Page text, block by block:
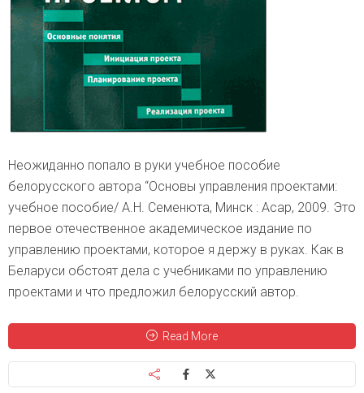
Неожиданно попало в руки учебное пособие
белорусского автора “Основы управления проектами:
учебное пособие/ А.Н. Семенюта, Минск : Асар, 2009. Это
первое отечественное академическое издание по
управлению проектами, которое я держу в руках. Как в
Беларуси обстоят дела с учебниками по управлению
проектами и что предложил белорусский автор.
Read More